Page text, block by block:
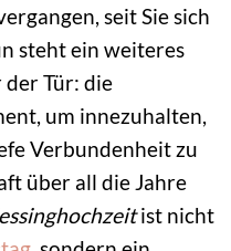
seit Sie sich
steht ein weiteres
der Tür: die
um innezuhalten,
Verbundenheit zu
über all die Jahre
ist nicht